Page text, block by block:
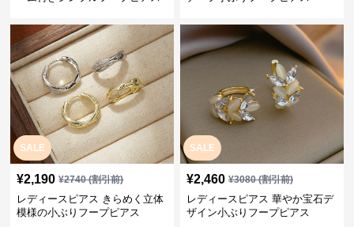
SALE
¥2,190 ¥2740(割引前)
レディースピアス きらめく立体
模様の小ぶりフープピアス
SALE
¥2,460 ¥3080(割引前)
レディースピアス 華やか宝石デ
ザイン小ぶりフープピアス